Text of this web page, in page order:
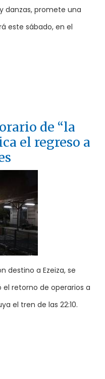
danzas, promete una
este sábado, en el
de “la
el regreso a
destino a Ezeiza, se
retorno de operarios a
el tren de las 22:10.